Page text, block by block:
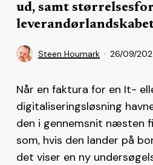
ud, samt
Steen Houmark 26/09/
Når en faktura for en It-
digitaliseringsløsning
den i gennemsnit næsten
som, hvis den lander på
det viser en ny